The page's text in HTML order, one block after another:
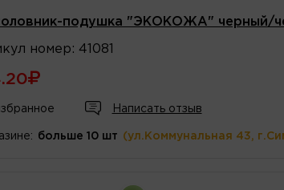
подушка "ЭКОКОЖА" черный/
номер : 41081
Написать отзыв
больше 10 шт (ул.Коммунальная 43,